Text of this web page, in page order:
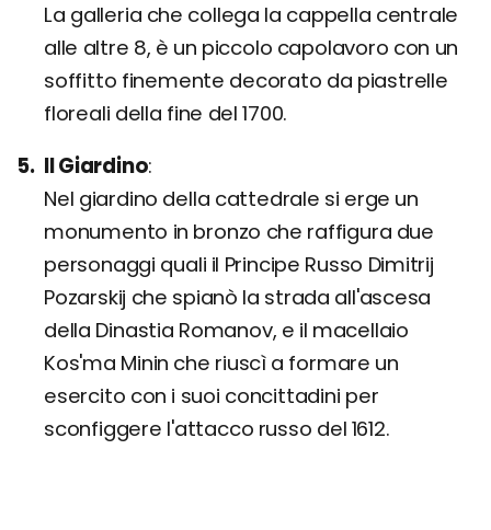
La galleria che collega la cappella centrale
alle altre 8, è un piccolo capolavoro con un
soffitto finemente decorato da piastrelle
floreali della fine del 1700.
Il Giardino
Nel giardino della cattedrale si erge un
monumento in bronzo che raffigura due
personaggi quali il Principe Russo Dimitrij
Pozarskij che spianò la strada all'ascesa
della Dinastia Romanov, e il macellaio
Kos'ma Minin che riuscì a formare un
esercito con i suoi concittadini per
sconfiggere l'attacco russo del 1612.